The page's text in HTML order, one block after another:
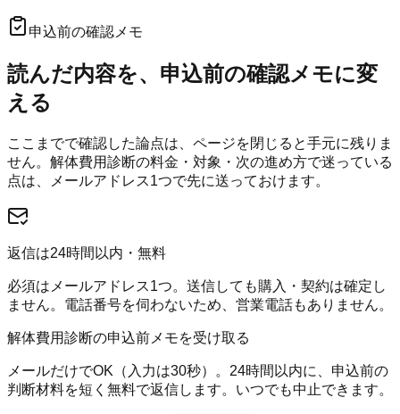
申込前の確認メモ
読んだ内容を、申込前の確認メモに変
える
ここまでで確認した論点は、ページを閉じると手元に残りま
せん。 解体費用診断の料金・対象・次の進め方で迷っている
点は、メールアドレス1つで先に送っておけます。
返信は24時間以内・無料
必須はメールアドレス1つ。送信しても購入・契約は確定し
ません。電話番号を伺わないため、営業電話もありません。
解体費用診断の申込前メモを受け取る
メールだけでOK（入力は30秒）。24時間以内に、申込前の
判断材料を短く無料で返信します。いつでも中止できます。